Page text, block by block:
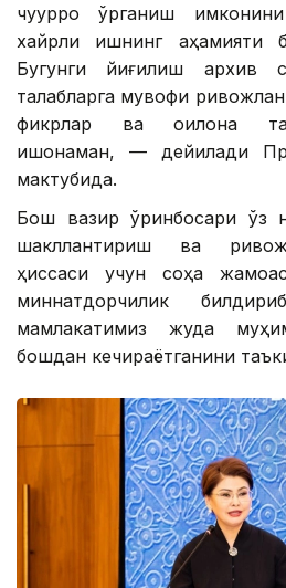
чуқурроқ ўрганиш
хайрли ишнинг аҳамияти
Бугунги йиғилиш архив
талабларга мувофиқ
фикрлар ва оқилона
ишонаман, — дейилади
мактубида.
Бош вазир ўринбосари ўз
шакллантириш ва
ҳиссаси учун соҳа
миннатдорчилик
мамлакатимиз жуда
бошдан кечираётганини